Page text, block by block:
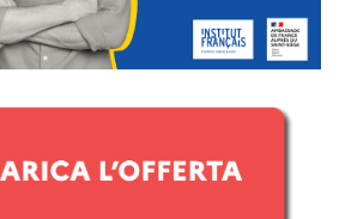
e corsi per le
formativa
SAINT-LOUIS
Mediterraneo